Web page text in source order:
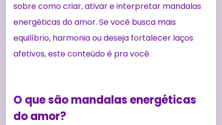
sobre como criar, ativar e interpretar mandalas
energéticas do amor. Se você busca mais
equilíbrio, harmonia ou deseja fortalecer laços
afetivos, este conteúdo é pra você.
O que são mandalas energéticas
do amor?